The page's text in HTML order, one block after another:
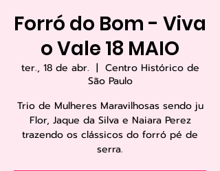
Forró do Bom - Viva
o Vale 18 MAIO
ter., 18 de abr.
  |
Centro Histórico de
São Paulo
Trio de Mulheres Maravilhosas sendo ju
Flor, Jaque da Silva e Naiara Perez
trazendo os clássicos do forró pé de